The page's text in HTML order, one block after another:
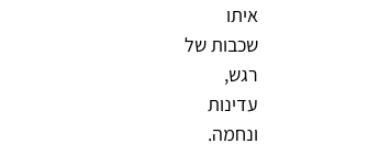
איתו
שכבות של
רגש,
עדינות
ונחמה.